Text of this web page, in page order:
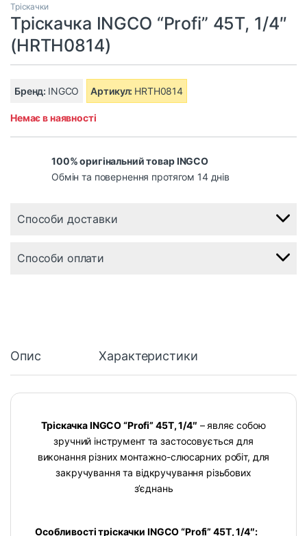
Тріскачки
Тріскачка INGCO “Profi” 45T, 1/4″
(HRTH0814)
Бренд: INGCO Артикул: HRTH0814
Немає в наявності
100% оригінальний товар INGCO
Обмін та повернення протягом 14 днів
Способи доставки
Способи оплати
Опис Характеристики
Тріскачка INGCO “Profi” 45T, 1/4″ – являє собою
зручний інструмент та застосовується для
виконання різних монтажно-слюсарних робіт, для
закручування та відкручування різьбових
з’єднань
Особливості тріскачки INGCO “Profi” 45T, 1/4″: